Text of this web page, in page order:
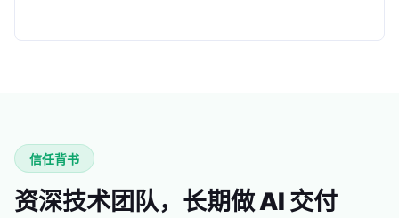
信任背书
资深技术团队，长期做 AI 交付